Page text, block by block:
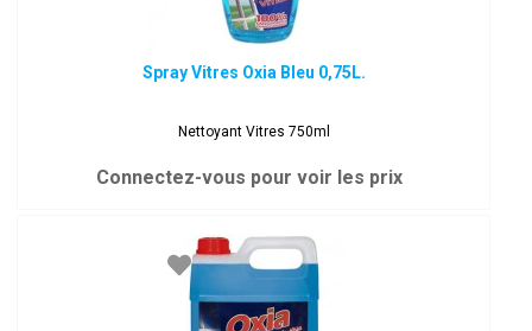
Spray Vitres Oxia Bleu 0,75L.
Nettoyant Vitres 750ml
Connectez-vous pour voir les prix